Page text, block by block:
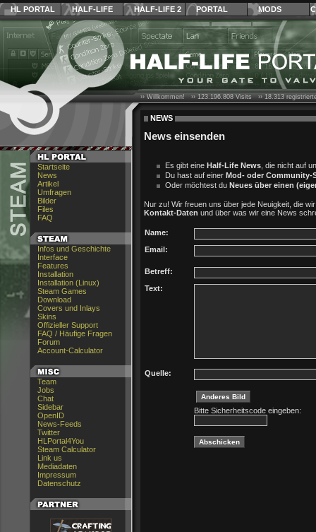
HL PORTAL HALF-LIFE HALF-LIFE 2 PORTAL MODS
Startseite
News
Artikel
Umfragen
Bilder
Files
FAQ
Infos und Geschichte
Interface
Features
Installation
Installation (Linux)
Steam Games
Download
Covers und Inlays
Skins
Offizieller Support
FAQ / Häufige Fragen
Forum
Account-Calculator
Team
Jobs
Chat
Sidebar
OpenID
News-Feeds
Twitter
HLPortal4You
Steam Calculator
Link us
Mediadaten
Impressum
Datenschutz
›› Willkommen! ››123.196.808Visits ››18.313
NEWS
News einsenden
Es gibt eine Half-Life News , die nicht auf
Du hast auf einer Mod- oder Community-
Oder möchtest du Neues über einen
Nur zu! Wir freuen uns über jede Neuigkeit, die
Kontakt-Daten und über was wir eine News
Name:
Email:
Betreff:
Text:
Quelle:
Bitte Sicherheitscode eingeben: